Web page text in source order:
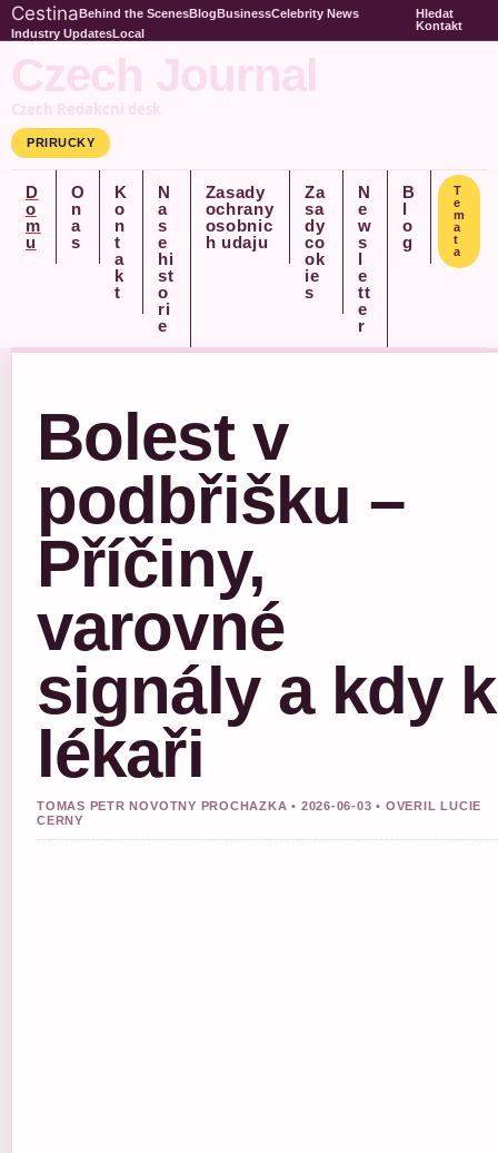
CestinaBehind the ScenesBlogBusinessCelebrity News
Industry UpdatesLocal
Hledat
Kontakt
Czech Journal
Czech Redakcni desk
PRIRUCKY
D
o
m
u
O
n
a
s
K
o
n
t
a
k
t
N
a
s
e
hi
st
o
ri
e
Zasady
ochrany
osobnic
h udaju
Za
sa
dy
co
ok
ie
s
N
e
w
s
l
e
tt
e
r
B
l
o
g
T
e
m
a
t
a
Bolest v
podbřišku –
Příčiny,
varovné
signály a kdy k
lékaři
TOMAS PETR NOVOTNY PROCHAZKA • 2026-06-03 • OVERIL LUCIE
CERNY